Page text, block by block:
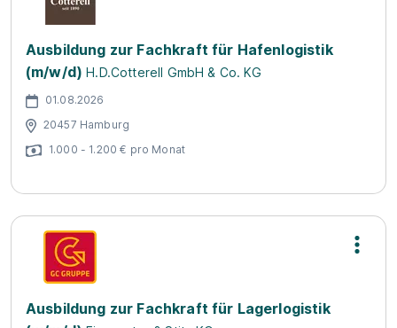
Ausbildung zur Fachkraft für Hafenlogistik
(m/w/d) H.D.Cotterell GmbH & Co. KG
01.08.2026
20457 Hamburg
1.000 - 1.200 € pro Monat
Ausbildung zur Fachkraft für Lagerlogistik